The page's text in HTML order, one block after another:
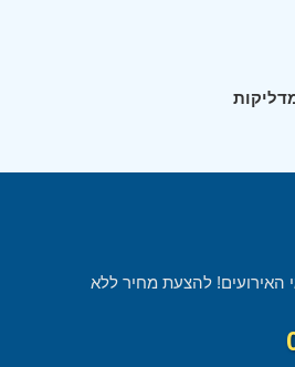
האירועים! להצעת מחיר ללא